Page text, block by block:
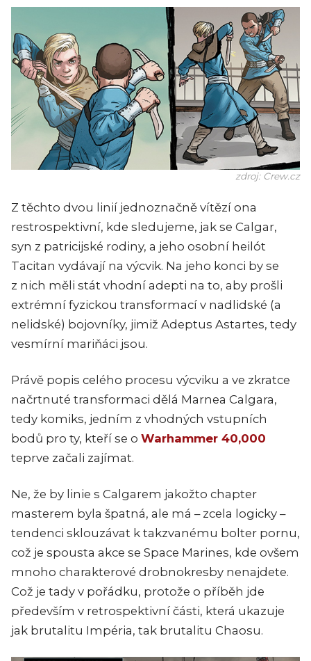
zdroj: Crew.cz
Z těchto dvou linií jednoznačně vítězí ona
restrospektivní, kde sledujeme, jak se Calgar,
syn z patricijské rodiny, a jeho osobní heilót
Tacitan vydávají na výcvik. Na jeho konci by se
z nich měli stát vhodní adepti na to, aby prošli
extrémní fyzickou transformací v nadlidské (a
nelidské) bojovníky, jimiž Adeptus Astartes, tedy
vesmírní mariňáci jsou.
Právě popis celého procesu výcviku a ve zkratce
načrtnuté transformaci dělá Marnea Calgara,
tedy komiks, jedním z vhodných vstupních
bodů pro ty, kteří se o Warhammer 40,000
teprve začali zajímat.
Ne, že by linie s Calgarem jakožto chapter
masterem byla špatná, ale má – zcela logicky –
tendenci sklouzávat k takzvanému bolter pornu,
což je spousta akce se Space Marines, kde ovšem
mnoho charakterové drobnokresby nenajdete.
Což je tady v pořádku, protože o příběh jde
především v retrospektivní části, která ukazuje
jak brutalitu Impéria, tak brutalitu Chaosu.